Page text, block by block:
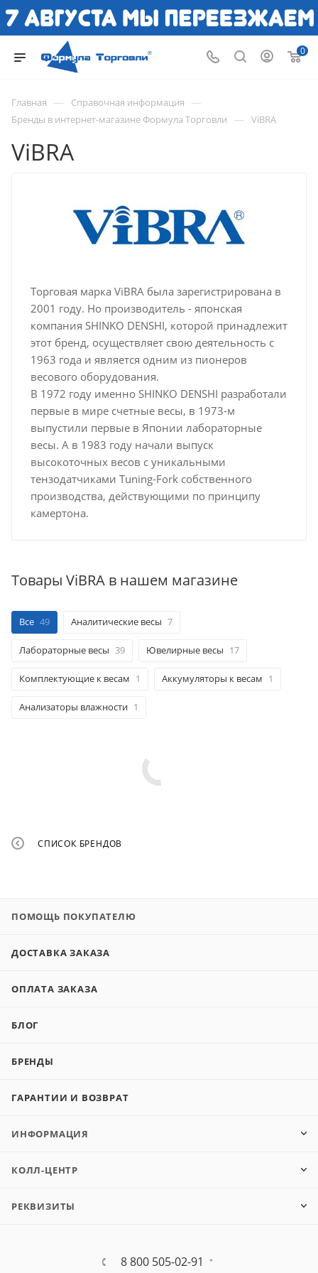
0
Главная — Справочная информация —
Бренды в интернет-магазине Формула Торговли — ViBRA
ViBRA
Торговая марка ViBRA была зарегистрирована в
2001 году. Но производитель - японская
компания SHINKO DENSHI, которой принадлежит
этот бренд, осуществляет свою деятельность с
1963 года и является одним из пионеров
весового оборудования.
В 1972 году именно SHINKO DENSHI разработали
первые в мире счетные весы, в 1973-м
выпустили первые в Японии лабораторные
весы. А в 1983 году начали выпуск
высокоточных весов с уникальными
тензодатчиками Tuning-Fork собственного
производства, действующими по принципу
камертона.
Товары ViBRA в нашем магазине
Все 49 Аналитические весы 7
Лабораторные весы 39 Ювелирные весы 17
Комплектующие к весам 1 Аккумуляторы к весам 1
Анализаторы влажности 1
СПИСОК БРЕНДОВ
ПОМОЩЬ ПОКУПАТЕЛЮ
ДОСТАВКА ЗАКАЗА
ОПЛАТА ЗАКАЗА
БЛОГ
БРЕНДЫ
ГАРАНТИИ И ВОЗВРАТ
ИНФОРМАЦИЯ
КОЛЛ-ЦЕНТР
РЕКВИЗИТЫ
8 800 505-02-91